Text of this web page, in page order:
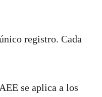
registro. Cada
se aplica a los